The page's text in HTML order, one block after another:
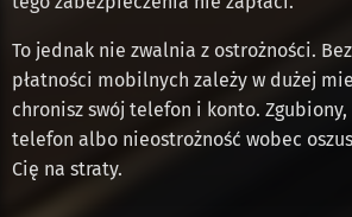
To jednak nie zwalnia z ostrożności.
płatności mobilnych zależy w dużej
chronisz swój telefon i konto.
telefon albo nieostrożność wobec
Cię na straty.